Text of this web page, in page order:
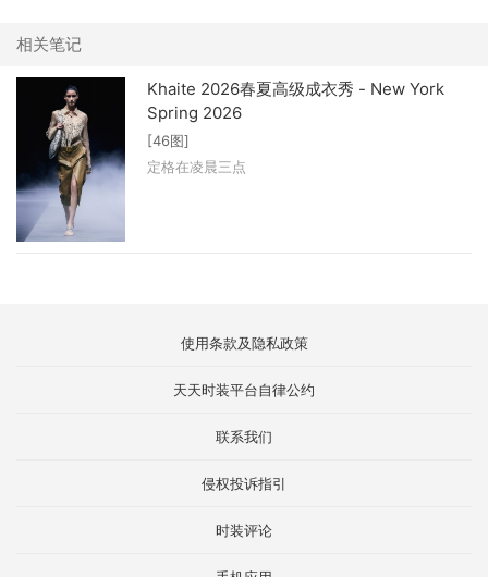
相关笔记
Khaite 2026春夏高级成衣秀 - New York
Spring 2026
[46图]
定格在凌晨三点
使用条款及隐私政策
天天时装平台自律公约
联系我们
侵权投诉指引
时装评论